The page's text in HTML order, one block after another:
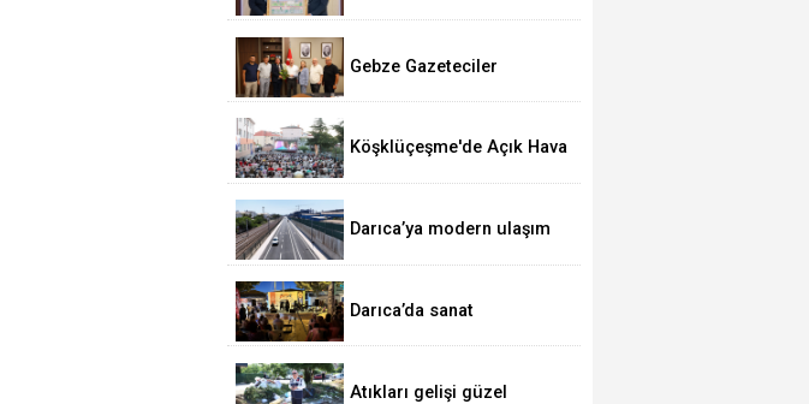
Gebze Gazeteciler
Köşklüçeşme'de Açık Hava
Darıca’ya modern ulaşım
Darıca’da sanat
Atıkları gelişi güzel